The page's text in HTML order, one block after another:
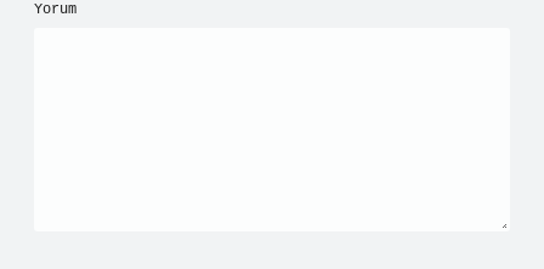
Yorum